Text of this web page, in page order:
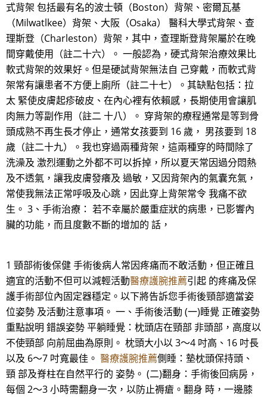
式背架 包括最有名的波士頓（Boston）背架、密爾瓦基
（Milwatlkee）背架、大阪（Osaka） 醫科大學式背架、查
理斯登（Charleston）背架，其中，查理斯登背架屬於在晚
間穿戴使用（註二十六）。 一般認為，硬式背架治療效果比
軟式背架的效果好。但是硬試背架無法自 己穿戴，而軟式背
架常有讓患者不方便上廁所（註二十七）。其缺點包括：拉
太 緊使皮膚起疹破皮、在內心裡有依賴感，長期使用會讓肌
肉無力等副作用（註二 十八）。 穿背架的療程通常是等到骨
頭成熟不再生長才停止，通常女孩要到 16 歲， 男孩要到 18
歲（註二十九）。我也穿過兩種背架，這兩種穿的時間除了
洗澡及 激烈運動之外都不可以拆掉，所以夏天常因過分悶熱
及不透氣，讓我皮膚發癢及 過敏，又因背架內的氣囊充氣，
常使我無法正常呼吸及心跳，因此穿上背架常令 我痛不欲
生。 3、手術治療： 若不幸屬於嚴重症狀的病患，已影響內
臟的功能，而且度數不斷的增加的 話，
1 頸部術後保健 手術後病人常因疼痛而不敢活動，但正確且
適宜的活動不但可以減輕活動醫療護腕推薦引起 的疼痛及保
護手術部位內固定器穩定。以下將告訴您手術後頸部適當姿
位姿勢 及活動注意事項。 一、手術後活動 (一)睡覺 正確姿勢
重點說明 錯誤姿勢 平躺睡覺：枕頭店在頸部 非頭部，高度以
不使頸部 向前屈曲為原則。 枕頭大小以 3～4 吋高、16 吋長
以及 6～7 吋寬最佳。 醫療護腕推薦側睡：墊枕頭保持頭、
頸 部及脊柱在自然平行的 姿勢。 (二)翻身：手術後回病房，
每個 2～3 小時需翻身一次，以防止褥瘡。翻身 時，一邊膝